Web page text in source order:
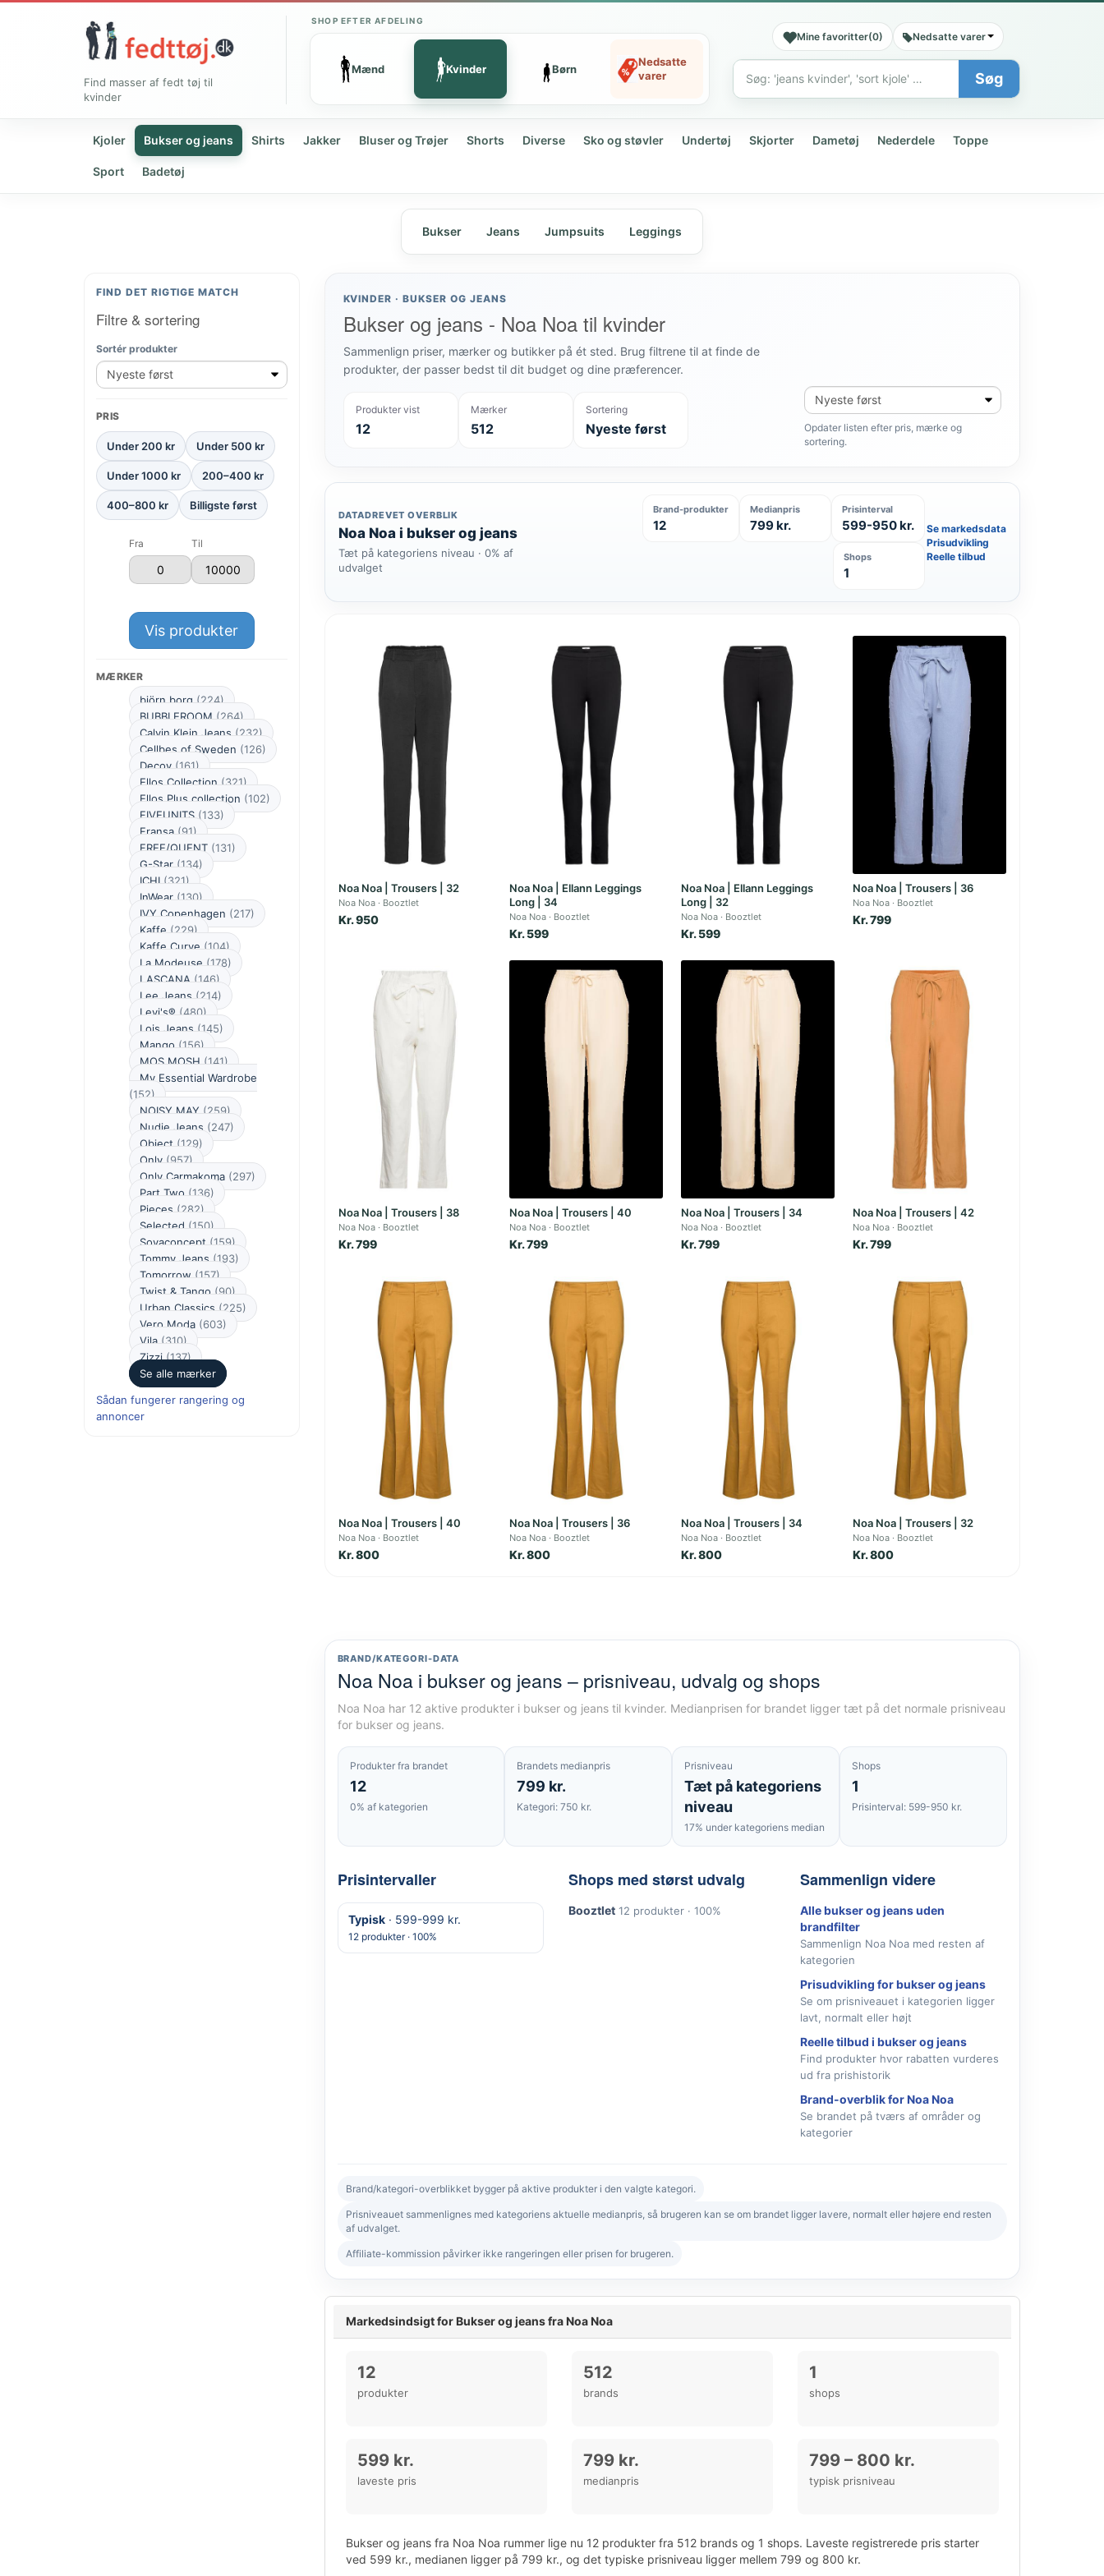
Find masser af fedt tøj til
kvinder
SHOP EFTER AFDELING
Mænd Kvinder Børn
Nedsatte
varer
Mine favoritter(0) Nedsatte varer
Søg
Søg
Kjoler Bukser og jeans Shirts Jakker Bluser og Trøjer Shorts Diverse Sko og støvler Undertøj Skjorter Dametøj Nederdele Toppe
Sport Badetøj
Bukser Jeans Jumpsuits Leggings
FIND DET RIGTIGE MATCH
Filtre & sortering
Sortér produkter
PRIS
Under 200 kr Under 500 kr
Under 1000 kr 200–400 kr
400–800 kr Billigste først
Fra Til
Vis produkter
MÆRKER
björn borg (224)
BUBBLEROOM (264)
Calvin Klein Jeans (232)
Cellbes of Sweden (126)
Decoy (161)
Ellos Collection (321)
Ellos Plus collection (102)
FIVEUNITS (133)
Fransa (91)
FREE/QUENT (131)
G-Star (134)
ICHI (321)
InWear (130)
IVY Copenhagen (217)
Kaffe (229)
Kaffe Curve (104)
La Modeuse (178)
LASCANA (146)
Lee Jeans (214)
Levi's® (480)
Lois Jeans (145)
Mango (156)
MOS MOSH (141)
My Essential Wardrobe
(152)
NOISY MAY (259)
Nudie Jeans (247)
Object (129)
Only (957)
Only Carmakoma (297)
Part Two (136)
Pieces (282)
Selected (150)
Soyaconcept (159)
Tommy Jeans (193)
Tomorrow (157)
Twist & Tango (90)
Urban Classics (225)
Vero Moda (603)
Vila (310)
Zizzi(137)
Se alle mærker
Sådan fungerer rangering og
annoncer
KVINDER · BUKSER OG JEANS
Bukser og jeans - Noa Noa til kvinder
Sammenlign priser, mærker og butikker på ét sted. Brug filtrene til at finde de
produkter, der passer bedst til dit budget og dine præferencer.
Produkter vist
12
Mærker
512
Sortering
Nyeste først
Sortér
produkter
Opdater listen efter pris, mærke og
sortering.
DATADREVET OVERBLIK
Noa Noa i bukser og jeans
Tæt på kategoriens niveau · 0% af
udvalget
Brand-produkter
12
Medianpris
799 kr.
Prisinterval
599-950 kr.
Shops
1
Se markedsdata
Prisudvikling
Reelle tilbud
Noa Noa | Trousers | 32
Noa Noa Booztlet
Kr. 950
Noa Noa | Ellann Leggings
Long | 34
Noa Noa Booztlet
Kr. 599
Noa Noa | Ellann Leggings
Long | 32
Noa Noa Booztlet
Kr. 599
Noa Noa | Trousers | 36
Noa Noa Booztlet
Kr. 799
Noa Noa | Trousers | 38
Noa Noa Booztlet
Kr. 799
Noa Noa | Trousers | 40
Noa Noa Booztlet
Kr. 799
Noa Noa | Trousers | 34
Noa Noa Booztlet
Kr. 799
Noa Noa | Trousers | 42
Noa Noa Booztlet
Kr. 799
Noa Noa | Trousers | 40
Noa Noa Booztlet
Kr. 800
Noa Noa | Trousers | 36
Noa Noa Booztlet
Kr. 800
Noa Noa | Trousers | 34
Noa Noa Booztlet
Kr. 800
Noa Noa | Trousers | 32
Noa Noa Booztlet
Kr. 800
BRAND/KATEGORI-DATA
Noa Noa i bukser og jeans – prisniveau, udvalg og shops
Noa Noa har 12 aktive produkter i bukser og jeans til kvinder. Medianprisen for brandet ligger tæt på det normale prisniveau
for bukser og jeans.
Produkter fra brandet
12
0% af kategorien
Brandets medianpris
799 kr.
Kategori: 750 kr.
Prisniveau
Tæt på kategoriens
niveau
17% under kategoriens median
Shops
1
Prisinterval: 599-950 kr.
Prisintervaller
Typisk· 599-999 kr.
12 produkter · 100%
Shops med størst udvalg
Booztlet 12 produkter · 100%
Sammenlign videre
Alle bukser og jeans uden
brandfilter
Sammenlign Noa Noa med resten af
kategorien
Prisudvikling for bukser og jeans
Se om prisniveauet i kategorien ligger
lavt, normalt eller højt
Reelle tilbud i bukser og jeans
Find produkter hvor rabatten vurderes
ud fra prishistorik
Brand-overblik for Noa Noa
Se brandet på tværs af områder og
kategorier
Brand/kategori-overblikket bygger på aktive produkter i den valgte kategori.
Prisniveauet sammenlignes med kategoriens aktuelle medianpris, så brugeren kan se om brandet ligger lavere, normalt eller højere end resten
af udvalget.
Affiliate-kommission påvirker ikke rangeringen eller prisen for brugeren.
Markedsindsigt for Bukser og jeans fra Noa Noa
12
produkter
512
brands
1
shops
599 kr.
laveste pris
799 kr.
medianpris
799 – 800 kr.
typisk prisniveau
Bukser og jeans fra Noa Noa rummer lige nu 12 produkter fra 512 brands og 1 shops. Laveste registrerede pris starter
ved 599 kr., medianen ligger på 799 kr., og det typiske prisniveau ligger mellem 799 og 800 kr.